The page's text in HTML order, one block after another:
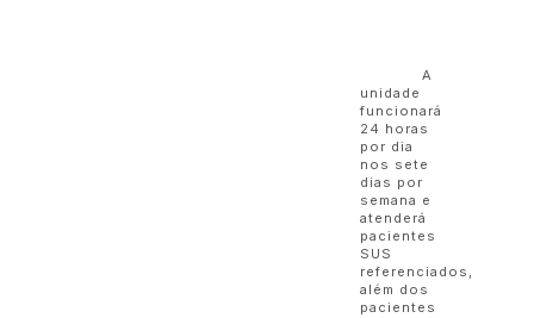
A
unidade
funcionará
24 horas
por dia
nos sete
dias por
semana e
atenderá
pacientes
SUS
referenciados,
além dos
pacientes